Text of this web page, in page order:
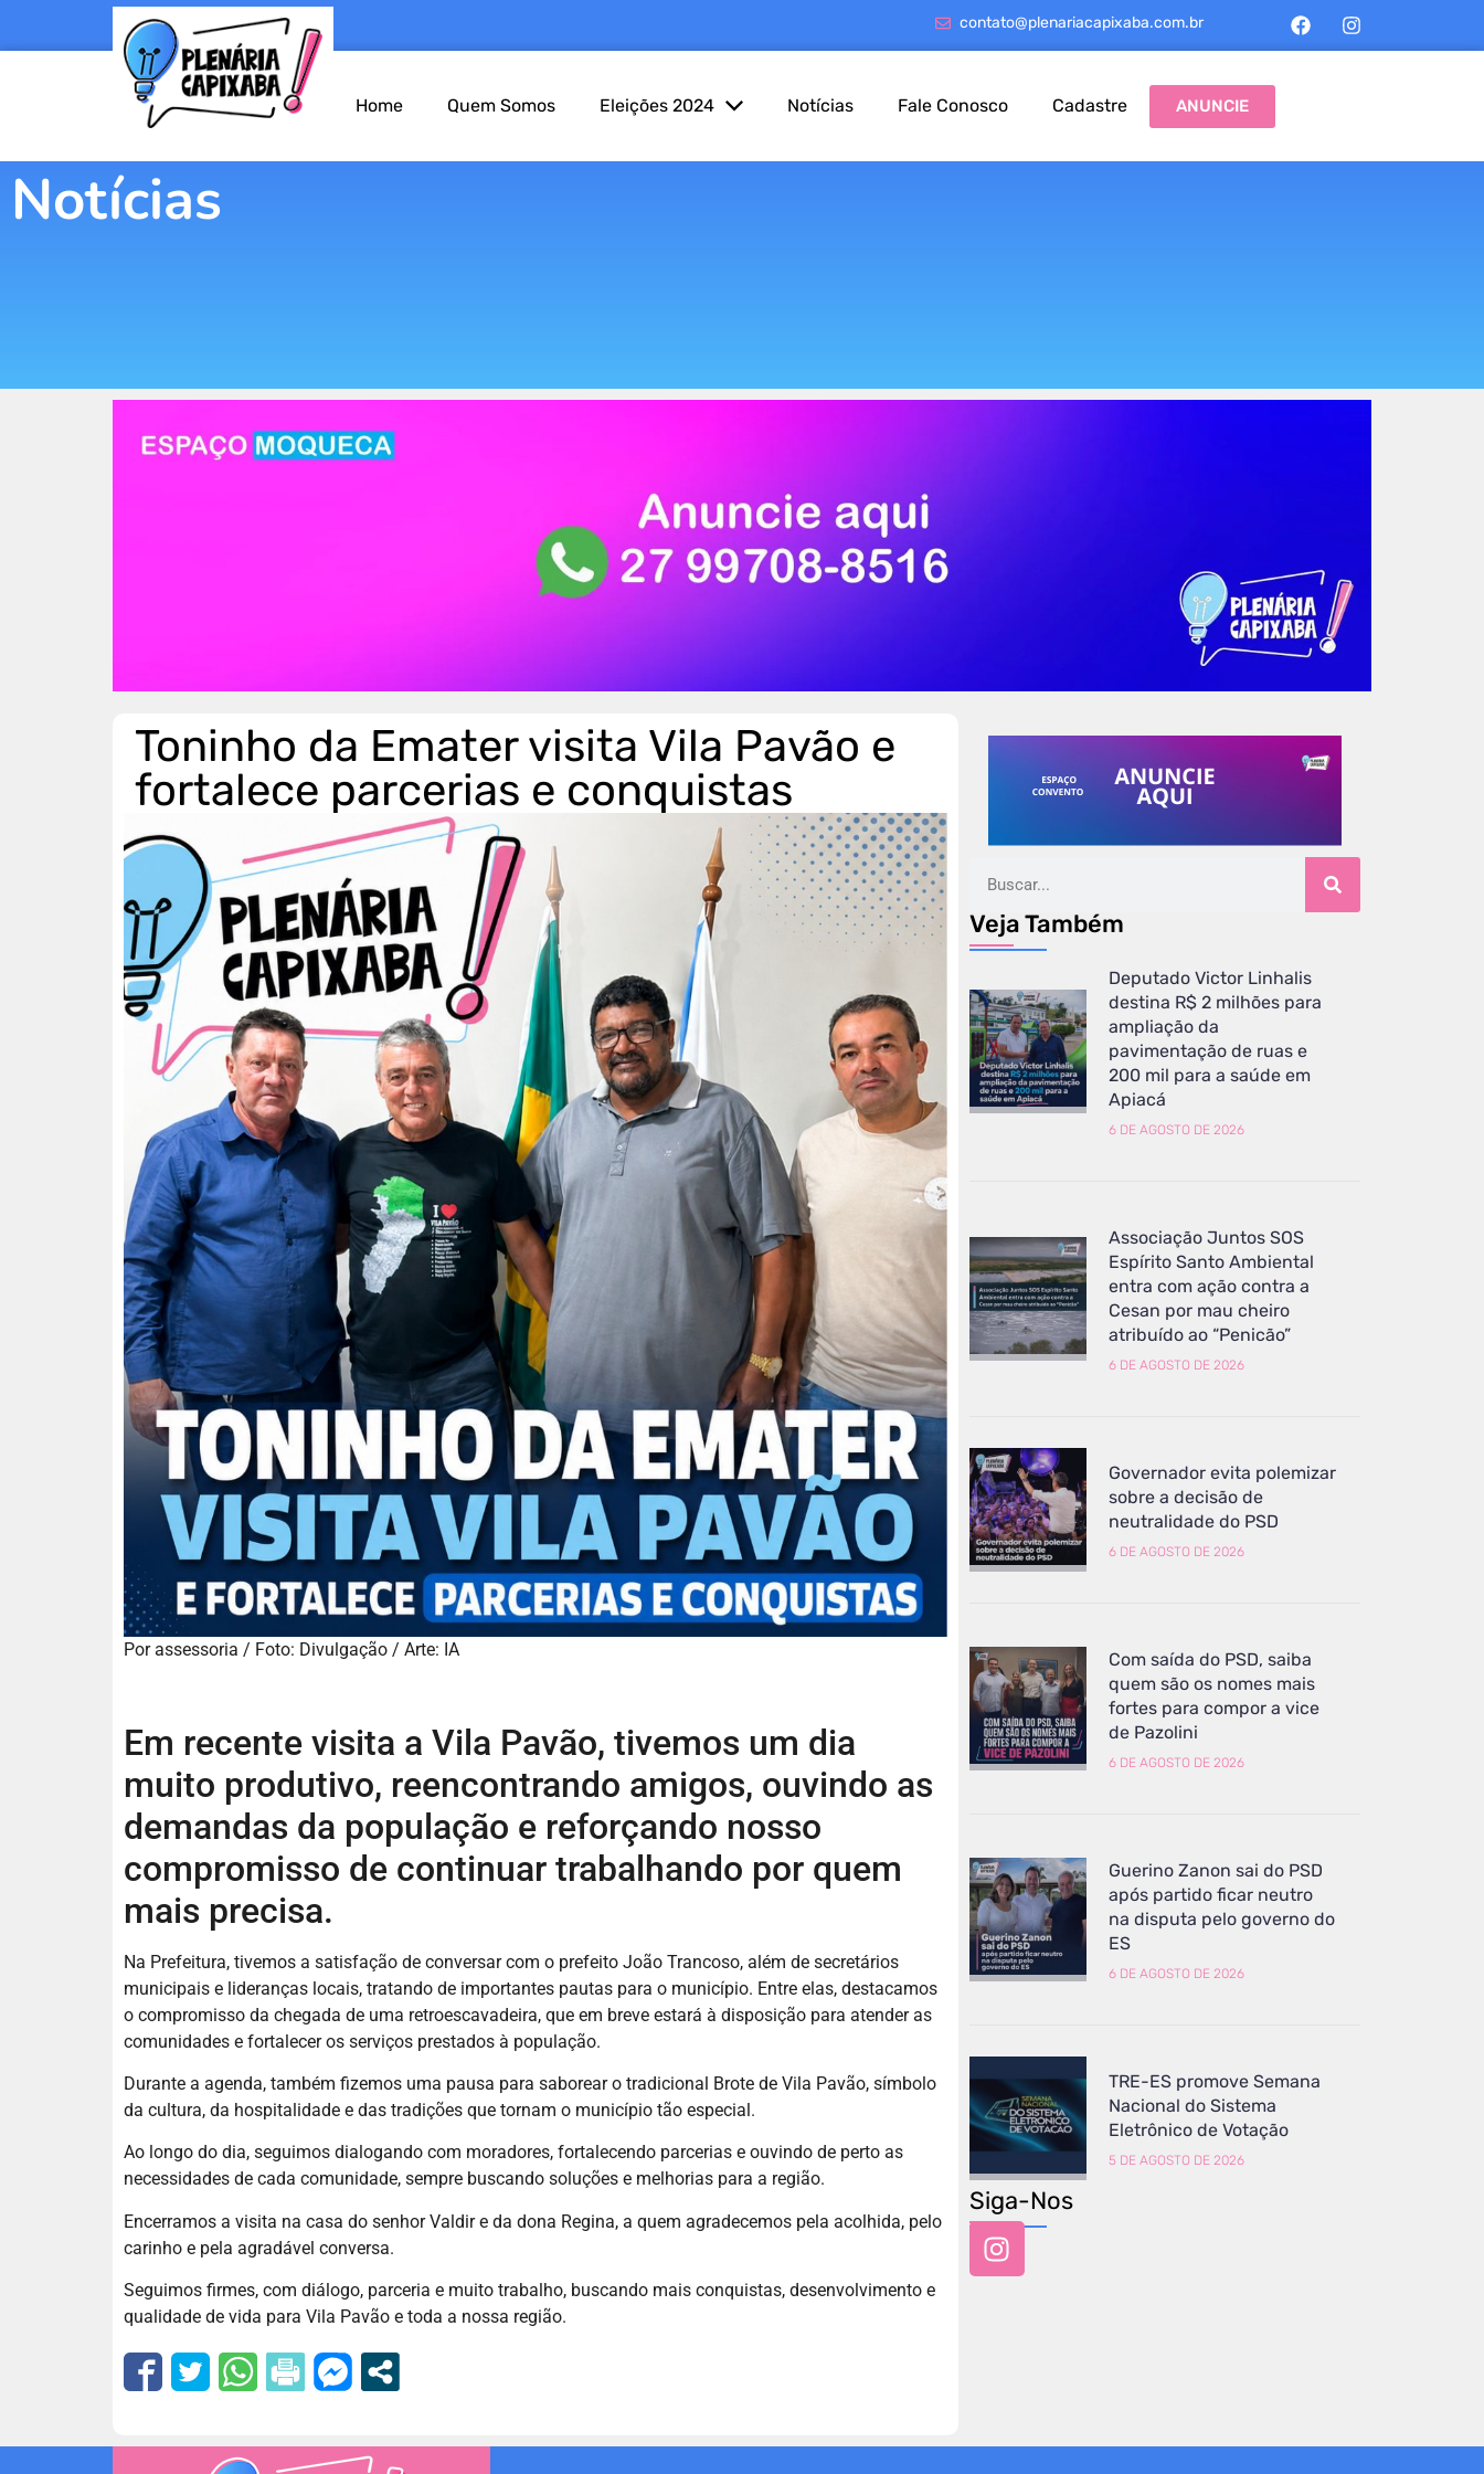
contato@plenariacapixaba.com.br
Home Quem Somos Eleições 2024 Notícias Fale Conosco Cadastre ANUNCIE
Notícias
Toninho da Emater visita Vila Pavão e
fortalece parcerias e conquistas
Por assessoria / Foto: Divulgação / Arte: IA
Em recente visita a Vila Pavão, tivemos um dia
muito produtivo, reencontrando amigos, ouvindo as
demandas da população e reforçando nosso
compromisso de continuar trabalhando por quem
mais precisa.
Na Prefeitura, tivemos a satisfação de conversar com o prefeito João Trancoso, além de secretários
municipais e lideranças locais, tratando de importantes pautas para o município. Entre elas, destacamos
o compromisso da chegada de uma retroescavadeira, que em breve estará à disposição para atender as
comunidades e fortalecer os serviços prestados à população.
Durante a agenda, também fizemos uma pausa para saborear o tradicional Brote de Vila Pavão, símbolo
da cultura, da hospitalidade e das tradições que tornam o município tão especial.
Ao longo do dia, seguimos dialogando com moradores, fortalecendo parcerias e ouvindo de perto as
necessidades de cada comunidade, sempre buscando soluções e melhorias para a região.
Encerramos a visita na casa do senhor Valdir e da dona Regina, a quem agradecemos pela acolhida, pelo
carinho e pela agradável conversa.
Seguimos firmes, com diálogo, parceria e muito trabalho, buscando mais conquistas, desenvolvimento e
qualidade de vida para Vila Pavão e toda a nossa região.
Veja Também
Deputado Victor Linhalis
destina R$ 2 milhões para
ampliação da
pavimentação de ruas e
200 mil para a saúde em
Apiacá
6 DE AGOSTO DE 2026
Associação Juntos SOS
Espírito Santo Ambiental
entra com ação contra a
Cesan por mau cheiro
atribuído ao “Penicão”
6 DE AGOSTO DE 2026
Governador evita polemizar
sobre a decisão de
neutralidade do PSD
6 DE AGOSTO DE 2026
Com saída do PSD, saiba
quem são os nomes mais
fortes para compor a vice
de Pazolini
6 DE AGOSTO DE 2026
Guerino Zanon sai do PSD
após partido ficar neutro
na disputa pelo governo do
ES
6 DE AGOSTO DE 2026
TRE-ES promove Semana
Nacional do Sistema
Eletrônico de Votação
5 DE AGOSTO DE 2026
Siga-Nos